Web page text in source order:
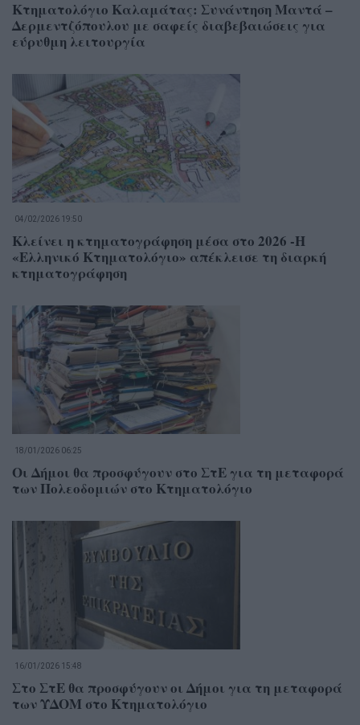
Κτηματολόγιο Καλαμάτας: Συνάντηση Μαντά –
Δερμεντζόπουλου με σαφείς διαβεβαιώσεις για
εύρυθμη λειτουργία
04/02/2026 19:50
Κλείνει η κτηματογράφηση μέσα στο 2026 -Η
«Ελληνικό Κτηματολόγιο» απέκλεισε τη διαρκή
κτηματογράφηση
18/01/2026 06:25
Οι Δήμοι θα προσφύγουν στο ΣτΕ για τη μεταφορά
των Πολεοδομιών στο Κτηματολόγιο
16/01/2026 15:48
Στο ΣτΕ θα προσφύγουν οι Δήμοι για τη μεταφορά
των ΥΔΟΜ στο Κτηματολόγιο